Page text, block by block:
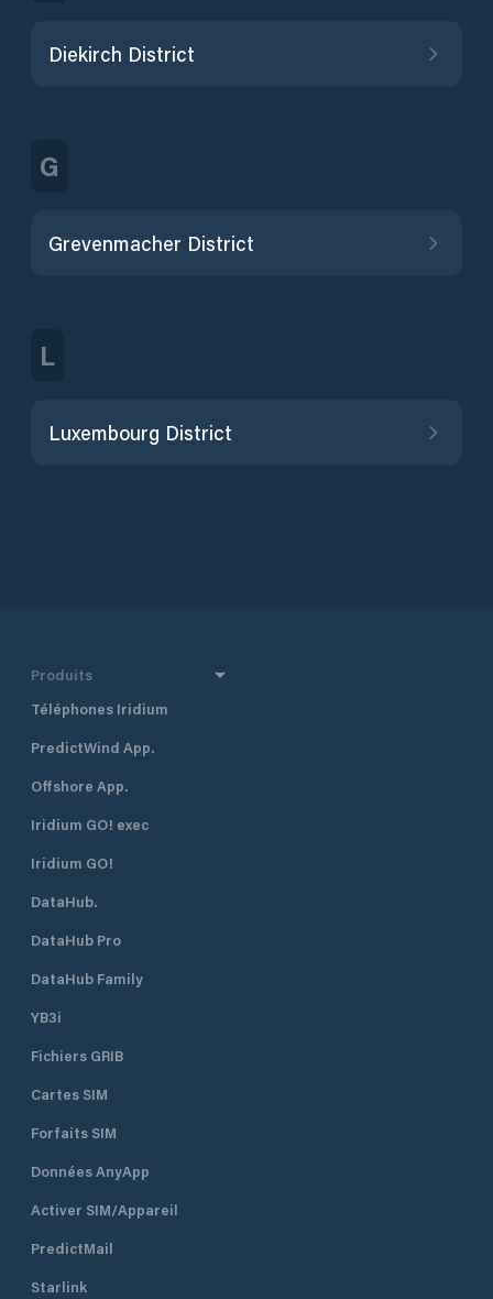
Diekirch District
G
Grevenmacher District
L
Luxembourg District
Produits
Téléphones Iridium
PredictWind App.
Offshore App.
Iridium GO! exec
Iridium GO!
DataHub.
DataHub Pro
DataHub Family
YB3i
Fichiers GRIB
Cartes SIM
Forfaits SIM
Données AnyApp
Activer SIM/Appareil
PredictMail
Starlink